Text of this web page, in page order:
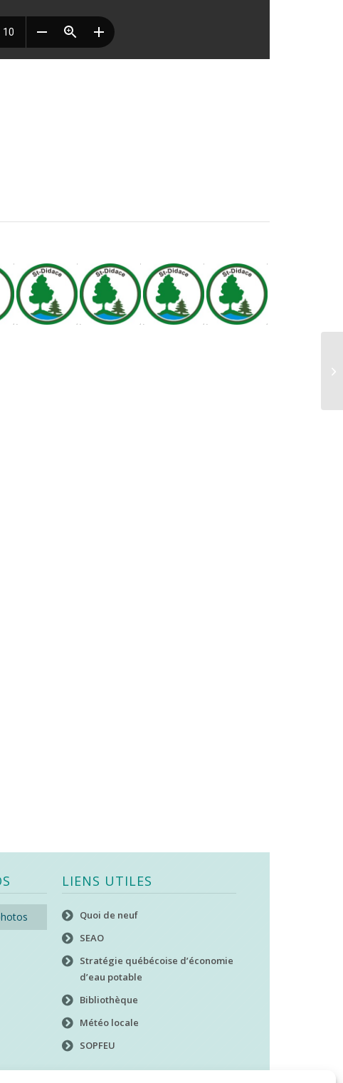
LIENS UTILES
Quoi de neuf
SEAO
Stratégie québécoise d’économie
d’eau potable
Bibliothèque
Météo locale
SOPFEU